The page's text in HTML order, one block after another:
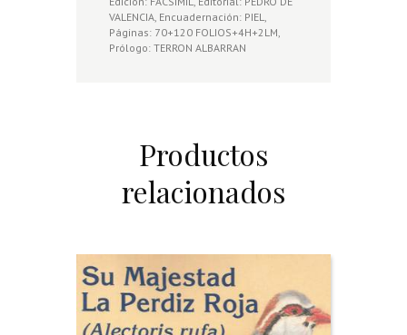
VALENCIA, Encuadernación: PIEL,
Páginas: 70+120 FOLIOS+4H+2LM,
Prólogo: TERRON ALBARRAN
Productos
relacionados